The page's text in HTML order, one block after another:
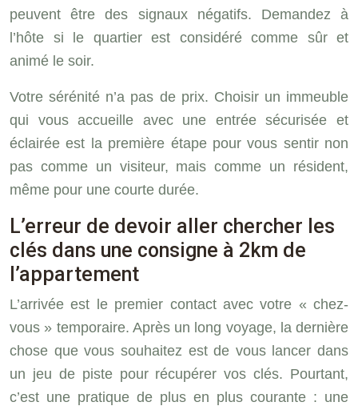
peuvent être des signaux négatifs. Demandez à
l’hôte si le quartier est considéré comme sûr et
animé le soir.
Votre sérénité n’a pas de prix. Choisir un immeuble
qui vous accueille avec une entrée sécurisée et
éclairée est la première étape pour vous sentir non
pas comme un visiteur, mais comme un résident,
même pour une courte durée.
L’erreur de devoir aller chercher les
clés dans une consigne à 2km de
l’appartement
L’arrivée est le premier contact avec votre « chez-
vous » temporaire. Après un long voyage, la dernière
chose que vous souhaitez est de vous lancer dans
un jeu de piste pour récupérer vos clés. Pourtant,
c’est une pratique de plus en plus courante : une